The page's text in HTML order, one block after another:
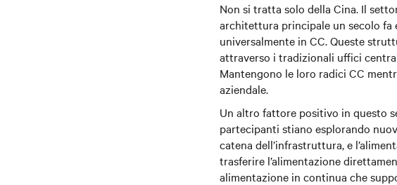
Non si tratta solo della Cina. Il
architettura principale un secolo
universalmente in CC. Queste
attraverso i tradizionali uffici
Mantengono le loro radici CC
aziendale.
Un altro fattore positivo in questo
partecipanti stiano esplorando
catena dell’infrastruttura, e
trasferire l’alimentazione
alimentazione in continua che